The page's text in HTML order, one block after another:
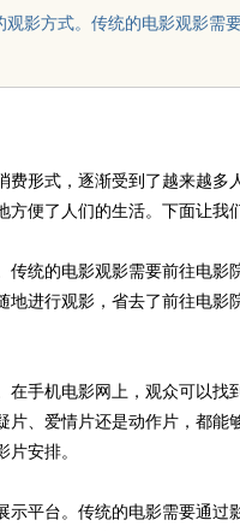
影方式。传统的电影观影需
形式，逐渐受到了越来越多
便了人们的生活。下面让我
统的电影观影需要前往电影
进行观影，省去了前往电
手机电影网上，观众可以找
、爱情片还是动作片，都
安排。
平台。传统的电影需要通